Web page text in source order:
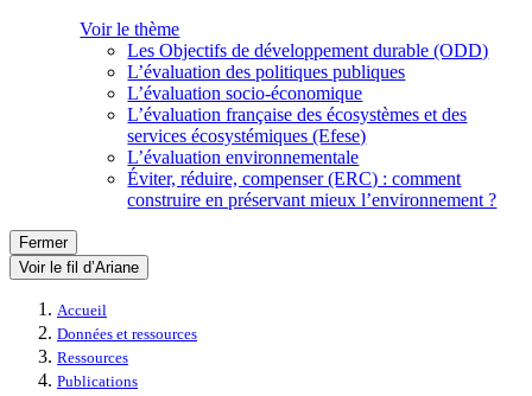
Voir le thème
Les Objectifs de développement durable (ODD)
L’évaluation des politiques publiques
L’évaluation socio-économique
L’évaluation française des écosystèmes et des
services écosystémiques (Efese)
L’évaluation environnementale
Éviter, réduire, compenser (ERC) : comment
construire en préservant mieux l’environnement ?
Fermer
Voir le fil d’Ariane
Accueil
Données et ressources
Ressources
Publications